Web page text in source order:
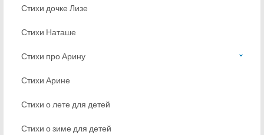
Стихи дочке Лизе
Стихи Наташе
Стихи про Арину
Стихи Арине
Стихи о лете для детей
Стихи о зиме для детей